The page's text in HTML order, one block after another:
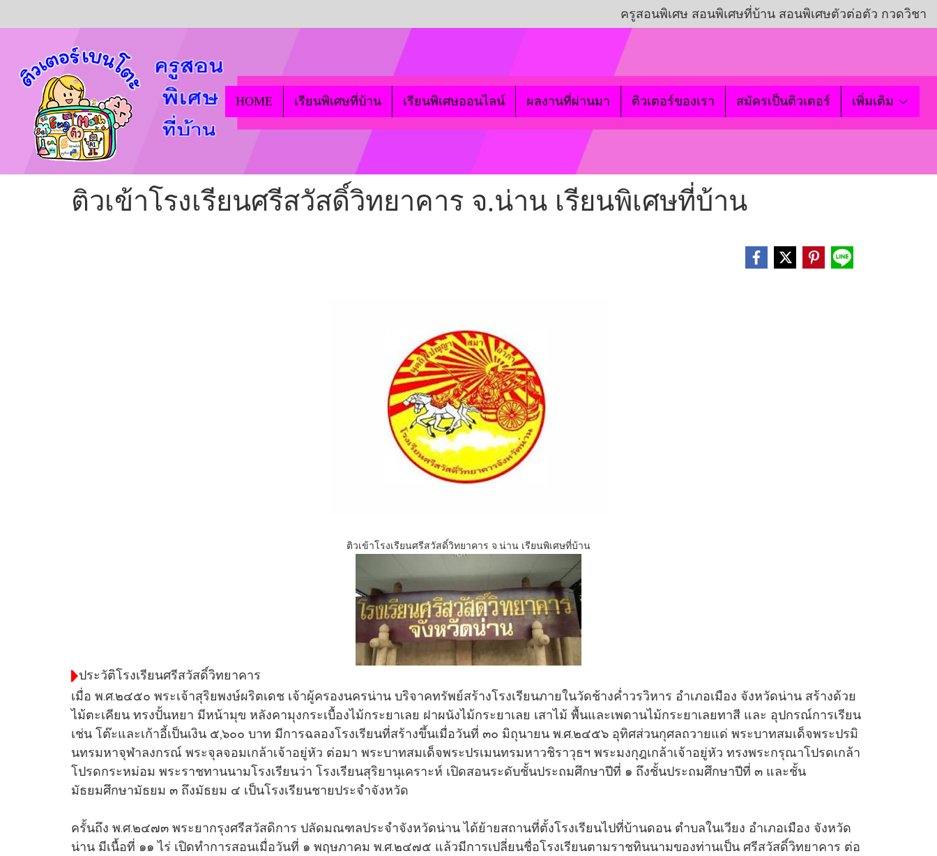
ครูสอนพิเศษ สอนพิเศษที่บ้าน สอนพิเศษตัวต่อตัว กวดวิชา
HOME เรียนพิเศษที่บ้าน เรียนพิเศษออนไลน์ ผลงานที่ผ่านมา ติวเตอร์ของเรา สมัครเป็นติวเตอร์ เพิ่มเติม
ติวเข้าโรงเรียนศรีสวัสดิ์วิทยาคาร จ.น่าน เรียนพิเศษที่บ้าน
ติวเข้าโรงเรียนศรีสวัสดิ์วิทยาคาร จ.น่าน เรียนพิเศษที่บ้าน
ประวัติโรงเรียนศรีสวัสดิ์วิทยาคาร
เมื่อ พ.ศ.๒๔๕๐ พระเจ้าสุริยพงษ์ผริตเดช เจ้าผู้ครองนครน่าน บริจาคทรัพย์สร้างโรงเรียนภายในวัดช้างค่ำวรวิหาร อำเภอเมือง จังหวัดน่าน สร้างด้วย
ไม้ตะเคียน ทรงปั้นหยา มีหน้ามุข หลังคามุงกระเบื้องไม้กระยาเลย ฝาผนังไม้กระยาเลย เสาไม้ พื้นและเพดานไม้กระยาเลยทาสี และ อุปกรณ์การเรียน
เช่น โต๊ะและเก้าอี้เป็นเงิน ๕,๖๐๐ บาท มีการฉลองโรงเรียนที่สร้างขึ้นเมื่อวันที่ ๓๐ มิถุนายน พ.ศ.๒๔๕๖ อุทิศส่วนกุศลถวายแด่ พระบาทสมเด็จพระปรมิ
นทรมหาจุฬาลงกรณ์ พระจุลจอมเกล้าเจ้าอยู่หัว ต่อมา พระบาทสมเด็จพระปรเมนทรมหาวชิราวุธฯ พระมงกุฎเกล้าเจ้าอยู่หัว ทรงพระกรุณาโปรดเกล้า
โปรดกระหม่อม พระราชทานนามโรงเรียนว่า โรงเรียนสุริยานุเคราะห์ เปิดสอนระดับชั้นประถมศึกษาปีที่ ๑ ถึงชั้นประถมศึกษาปีที่ ๓ และชั้น
มัธยมศึกษามัธยม ๓ ถึงมัธยม ๔ เป็นโรงเรียนชายประจำจังหวัด
ครั้นถึง พ.ศ.๒๔๗๓ พระยากรุงศรีสวัสดิการ ปลัดมณฑลประจำจังหวัดน่าน ได้ย้ายสถานที่ตั้งโรงเรียนไปที่บ้านดอน ตำบลในเวียง อำเภอเมือง จังหวัด
น่าน มีเนื้อที่ ๑๑ ไร่ เปิดทำการสอนเมื่อวันที่ ๑ พฤษภาคม พ.ศ.๒๔๗๕ แล้วมีการเปลี่ยนชื่อโรงเรียนตามราชทินนามของท่านเป็น ศรีสวัสดิ์วิทยาคาร ต่อ